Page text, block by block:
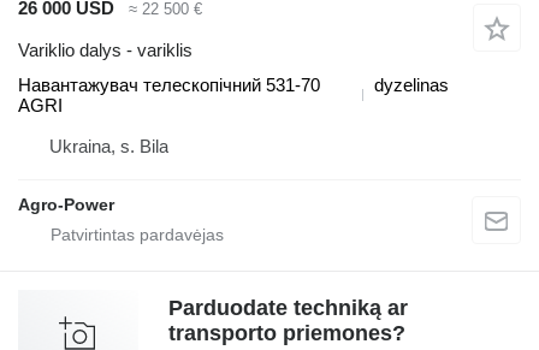
26 000 USD ≈ 22 500 €
Variklio dalys - variklis
Навантажувач телескопічний 531-70
AGRI
dyzelinas
Ukraina, s. Bila
Agro-Power
Parduodate techniką ar
transporto priemones?